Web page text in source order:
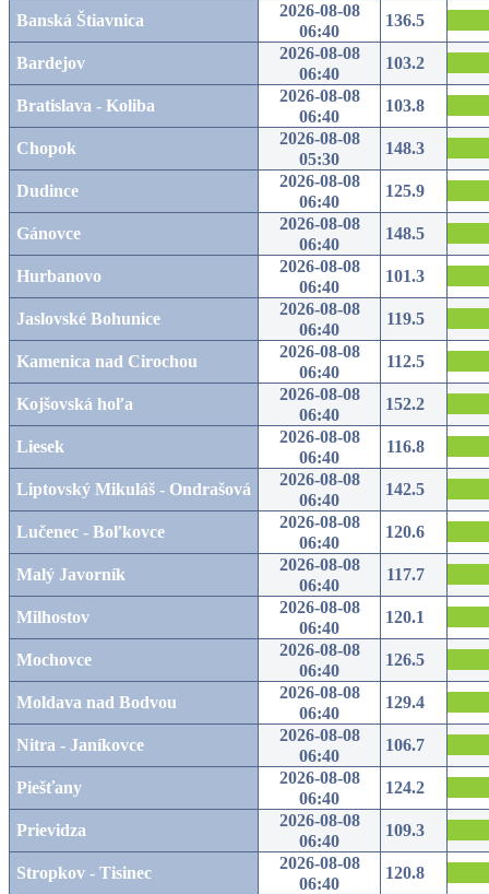
Banská Štiavnica
2026-08-08
06:40
136.5
Bardejov
2026-08-08
06:40
103.2
Bratislava - Koliba
2026-08-08
06:40
103.8
Chopok
2026-08-08
05:30
148.3
Dudince
2026-08-08
06:40
125.9
Gánovce
2026-08-08
06:40
148.5
Hurbanovo
2026-08-08
06:40
101.3
Jaslovské Bohunice
2026-08-08
06:40
119.5
Kamenica nad Cirochou
2026-08-08
06:40
112.5
Kojšovská hoľa
2026-08-08
06:40
152.2
Liesek
2026-08-08
06:40
116.8
Liptovský Mikuláš - Ondrašová
2026-08-08
06:40
142.5
Lučenec - Boľkovce
2026-08-08
06:40
120.6
Malý Javorník
2026-08-08
06:40
117.7
Milhostov
2026-08-08
06:40
120.1
Mochovce
2026-08-08
06:40
126.5
Moldava nad Bodvou
2026-08-08
06:40
129.4
Nitra - Janíkovce
2026-08-08
06:40
106.7
Piešťany
2026-08-08
06:40
124.2
Prievidza
2026-08-08
06:40
109.3
Stropkov - Tisinec
2026-08-08
06:40
120.8